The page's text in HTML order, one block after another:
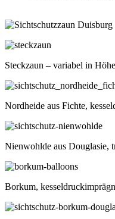
Steckzaun – variabel in
Nordheide aus Fichte,
Nienwohlde aus Douglasie,
Borkum,